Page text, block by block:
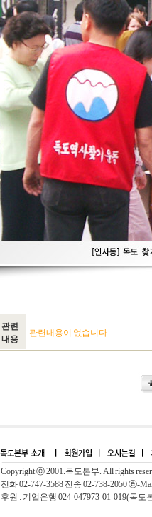
관련
내용
관련내용이 없습니다
Copyright ⓒ 2001.독도본부. All rights
전화 02-747-3588 전송 02-738-2050 ⓔ-
후원 : 기업은행 024-047973-01-019(독도